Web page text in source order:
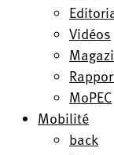
Vidéos
MoPEC
Mobilité
back